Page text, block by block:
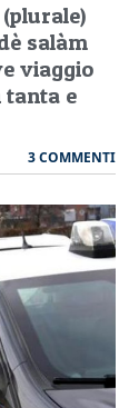
salàm
viaggio
tanta e
3 COMMENTI